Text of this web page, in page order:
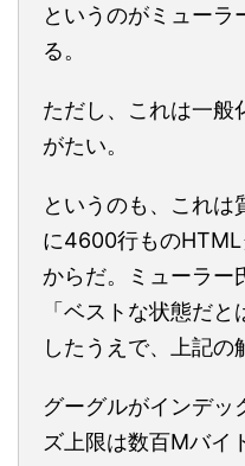
というのがミューラ
る。
ただし、これは一般
がたい。
というのも、これ
に4600行もの
からだ。ミューラー
「ベストな状態だ
したうえで、上記の
グーグルがインデッ
ズ上限は数百Mバイ